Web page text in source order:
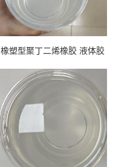
橡塑型聚丁二烯橡胶 液体胶
专用